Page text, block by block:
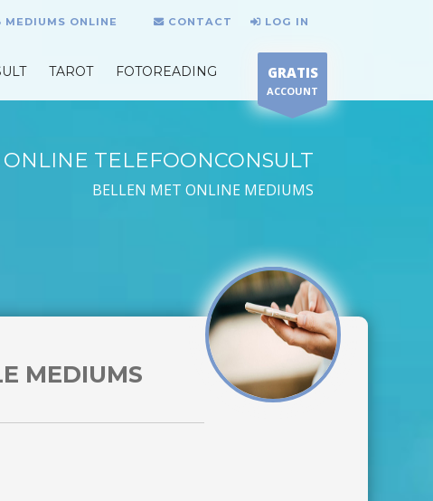
MEDIUMS ONLINE CONTACT LOG IN
TAROT FOTOREADING GRATIS
ACCOUNT
ONLINE TELEFOONCONSULT
BELLEN MET ONLINE MEDIUMS
MEDIUMS